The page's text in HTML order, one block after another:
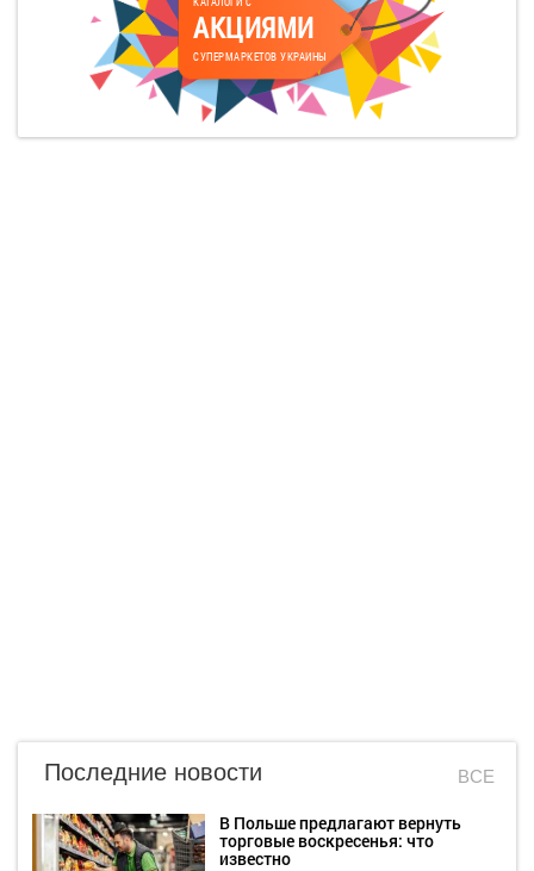
АКЦИЯМИ
СУПЕРМАРКЕТОВ УКРАИНЫ
Последние новости ВСЕ
В Польше предлагают вернуть
торговые воскресенья: что
известно